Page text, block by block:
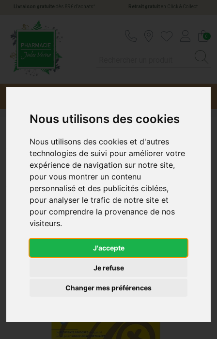
Nous utilisons des cookies
Nous utilisons des cookies et d'autres
technologies de suivi pour améliorer votre
expérience de navigation sur notre site,
pour vous montrer un contenu
personnalisé et des publicités ciblées,
pour analyser le trafic de notre site et
pour comprendre la provenance de nos
visiteurs.
J'accepte
Je refuse
Changer mes préférences
Livraison gratuite dès 89€ d’achats * Retrait gratuiten Click & Collect
0
Allergiflash 0,05% Collyre
Unidose x10
CHAUVIN BAUSCH ET LOMB